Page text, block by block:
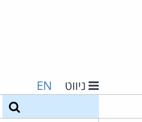
ניווט EN